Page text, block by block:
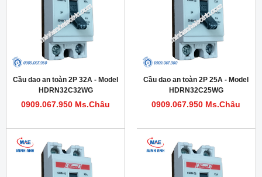
Cầu dao an toàn 2P 32A - Model
HDRN32C32WG
0909.067.950 Ms.Châu
Cầu dao an toàn 2P 25A - Model
HDRN32C25WG
0909.067.950 Ms.Châu